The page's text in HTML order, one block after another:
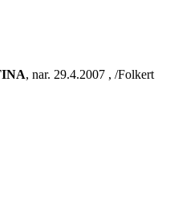
, nar. 29.4.2007 , /Folkert